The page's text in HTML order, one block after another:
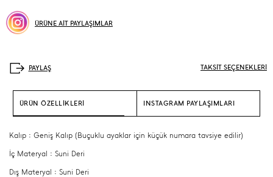
ÜRÜNE AİT PAYLAŞIMLAR
TAKSİT SEÇENEKLERİ
ÜRÜN ÖZELLİKLERİ INSTAGRAM PAYLAŞIMLARI
Kalıp : Geniş Kalıp (Buçuklu ayaklar için küçük numara tavsiye edilir)
İç Materyal : Suni Deri
Dış Materyal : Suni Deri